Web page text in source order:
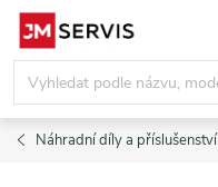
Přejít
obsah
Náhradní díly a příslušenství